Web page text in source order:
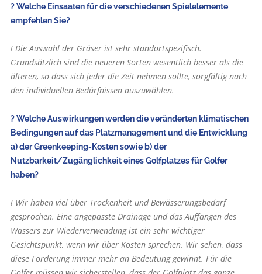
? Welche Einsaaten für die verschiedenen Spielelemente
empfehlen Sie?
! Die Auswahl der Gräser ist sehr standortspezifisch.
Grundsätzlich sind die neueren Sorten wesentlich besser als die
älteren, so dass sich jeder die Zeit nehmen sollte, sorgfältig nach
den individuellen Bedürfnissen auszuwählen.
? Welche Auswirkungen werden die veränderten klimatischen
Bedingungen auf das Platzmanagement und die Entwicklung
a) der Greenkeeping-Kosten sowie b) der
Nutzbarkeit/Zugänglichkeit eines Golfplatzes für Golfer
haben?
! Wir haben viel über Trockenheit und Bewässerungsbedarf
gesprochen. Eine angepasste Drainage und das Auffangen des
Wassers zur Wiederverwendung ist ein sehr wichtiger
Gesichtspunkt, wenn wir über Kosten sprechen. Wir sehen, dass
diese Forderung immer mehr an Bedeutung gewinnt. Für die